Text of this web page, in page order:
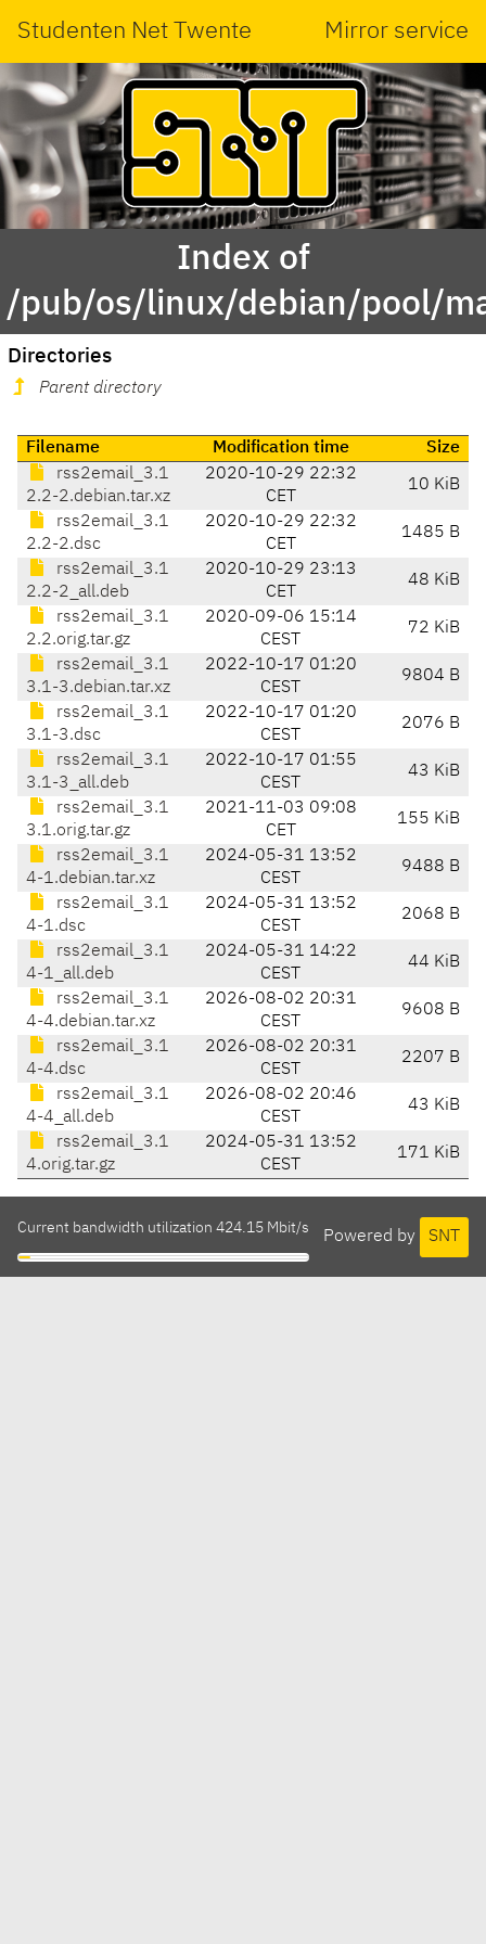
Studenten Net Twente Mirror service
Index of
/pub/os/linux/debian/pool/
Directories
Parent directory
Filename Modification time
Size
rss2email_3.1
2.2-2.debian.tar.xz
2020-10-29 22:32
CET
10 KiB
rss2email_3.1
2.2-2.dsc
2020-10-29 22:32
CET
1485 B
rss2email_3.1
2.2-2_all.deb
2020-10-29 23:13
CET
48 KiB
rss2email_3.1
2.2.orig.tar.gz
2020-09-06 15:14
CEST
72 KiB
rss2email_3.1
3.1-3.debian.tar.xz
2022-10-17 01:20
CEST
9804 B
rss2email_3.1
3.1-3.dsc
2022-10-17 01:20
CEST
2076 B
rss2email_3.1
3.1-3_all.deb
2022-10-17 01:55
CEST
43 KiB
rss2email_3.1
3.1.orig.tar.gz
2021-11-03 09:08
CET
155 KiB
rss2email_3.1
4-1.debian.tar.xz
2024-05-31 13:52
CEST
9488 B
rss2email_3.1
4-1.dsc
2024-05-31 13:52
CEST
2068 B
rss2email_3.1
4-1_all.deb
2024-05-31 14:22
CEST
44 KiB
rss2email_3.1
4-4.debian.tar.xz
2026-08-02 20:31
CEST
9608 B
rss2email_3.1
4-4.dsc
2026-08-02 20:31
CEST
2207 B
rss2email_3.1
4-4_all.deb
2026-08-02 20:46
CEST
43 KiB
rss2email_3.1
4.orig.tar.gz
2024-05-31 13:52
CEST
171 KiB
Powered by SNT
Current bandwidth utilization 424.15 Mbit/s